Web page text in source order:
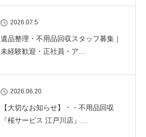
2026.07.5
遺品整理・不用品回収スタッフ募集｜
未経験歓迎・正社員・ア…
2026.06.20
【大切なお知らせ】・・不用品回収
『桜サービス 江戸川店』…